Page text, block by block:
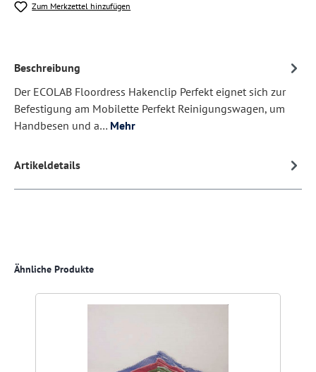
Zum Merkzettel hinzufügen
Beschreibung
Der ECOLAB Floordress Hakenclip Perfekt eignet sich zur
Befestigung am Mobilette Perfekt Reinigungswagen, um
Handbesen und a… Mehr
Artikeldetails
Produktgalerie überspringen
Ähnliche Produkte